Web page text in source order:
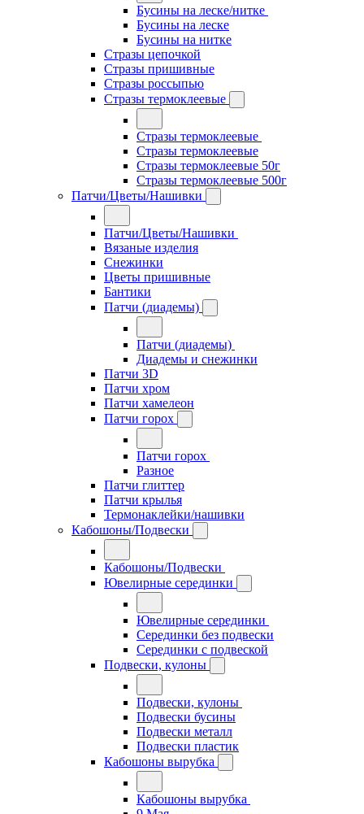
Бусины на леске/нитке
Бусины на леске
Бусины на нитке
Стразы цепочкой
Стразы пришивные
Стразы россыпью
Стразы термоклеевые
Стразы термоклеевые
Стразы термоклеевые
Стразы термоклеевые 50г
Стразы термоклеевые 500г
Патчи/Цветы/Нашивки
Патчи/Цветы/Нашивки
Вязаные изделия
Снежинки
Цветы пришивные
Бантики
Патчи (диадемы)
Патчи (диадемы)
Диадемы и снежинки
Патчи 3D
Патчи хром
Патчи хамелеон
Патчи горох
Патчи горох
Разное
Патчи глиттер
Патчи крылья
Термонаклейки/нашивки
Кабошоны/Подвески
Кабошоны/Подвески
Ювелирные серединки
Ювелирные серединки
Серединки без подвески
Серединки с подвеской
Подвески, кулоны
Подвески, кулоны
Подвески бусины
Подвески металл
Подвески пластик
Кабошоны вырубка
Кабошоны вырубка